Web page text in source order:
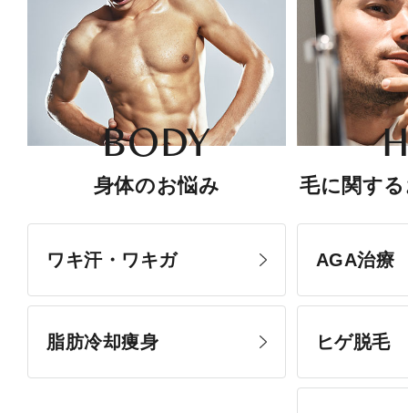
BODY
身体のお悩み
ワキ汗・ワキガ
脂肪冷却痩身
毛に関す
AGA治療
ヒゲ脱毛